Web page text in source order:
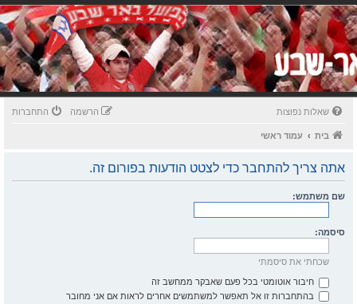
שאלות נפוצות התחברות הרשמה
בית עמוד ראשי
אתה צריך להתחבר כדי לצטט הודעות בפורום זה.
שם משתמש:
סיסמה:
שכחתי את סיסמתי
חיבור אוטומטי בכל פעם שאבקר ממחשב זה
בהתחברות זו אל תאפשר למשתמשים אחרים לראות אם אני מחובר